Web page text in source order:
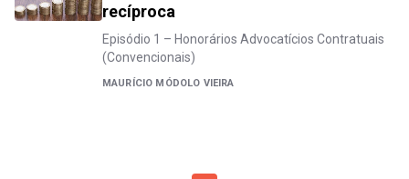
recíproca
Episódio 1 – Honorários Advocatícios Contratuais
(Convencionais)
MAURÍCIO MÓDOLO VIEIRA